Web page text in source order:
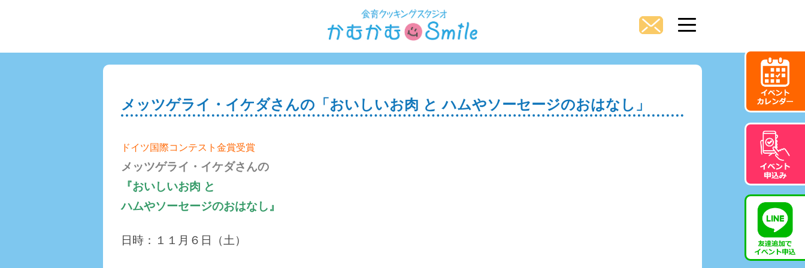
メッツゲライ・イケダさんの「おいしいお肉 と ハムやソーセージのおはなし」
ドイツ国際コンテスト金賞受賞
メッツゲライ・イケダさんの
『おいしいお肉 と
ハムやソーセージのおはなし』
日時：１１月６日（土）